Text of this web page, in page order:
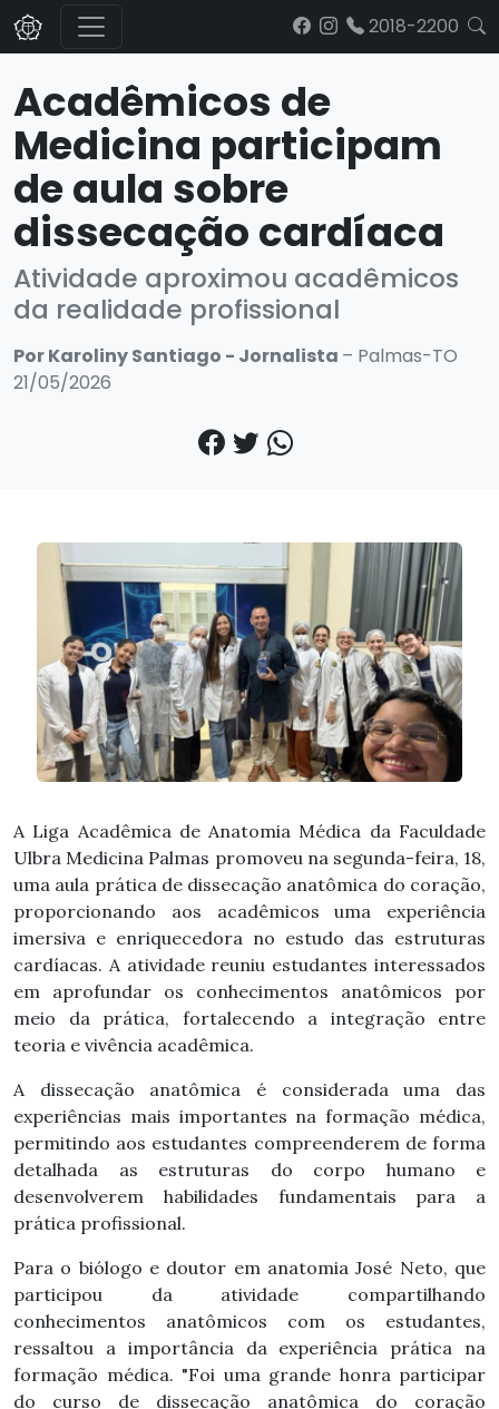
2018-2200
Acadêmicos de
Medicina participam
de aula sobre
dissecação cardíaca
Atividade aproximou acadêmicos
da realidade profissional
Por Karoliny Santiago - Jornalista – Palmas-TO
21/05/2026
A Liga Acadêmica de Anatomia Médica da Faculdade
Ulbra Medicina Palmas promoveu na segunda-feira, 18,
uma aula prática de dissecação anatômica do coração,
proporcionando aos acadêmicos uma experiência
imersiva e enriquecedora no estudo das estruturas
cardíacas. A atividade reuniu estudantes interessados
em aprofundar os conhecimentos anatômicos por
meio da prática, fortalecendo a integração entre
teoria e vivência acadêmica.
A dissecação anatômica é considerada uma das
experiências mais importantes na formação médica,
permitindo aos estudantes compreenderem de forma
detalhada as estruturas do corpo humano e
desenvolverem habilidades fundamentais para a
prática profissional.
Para o biólogo e doutor em anatomia José Neto, que
participou da atividade compartilhando
conhecimentos anatômicos com os estudantes,
ressaltou a importância da experiência prática na
formação médica. "Foi uma grande honra participar
do curso de dissecação anatômica do coração